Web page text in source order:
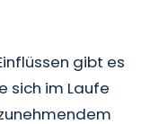
gibt es
sich im Laufe